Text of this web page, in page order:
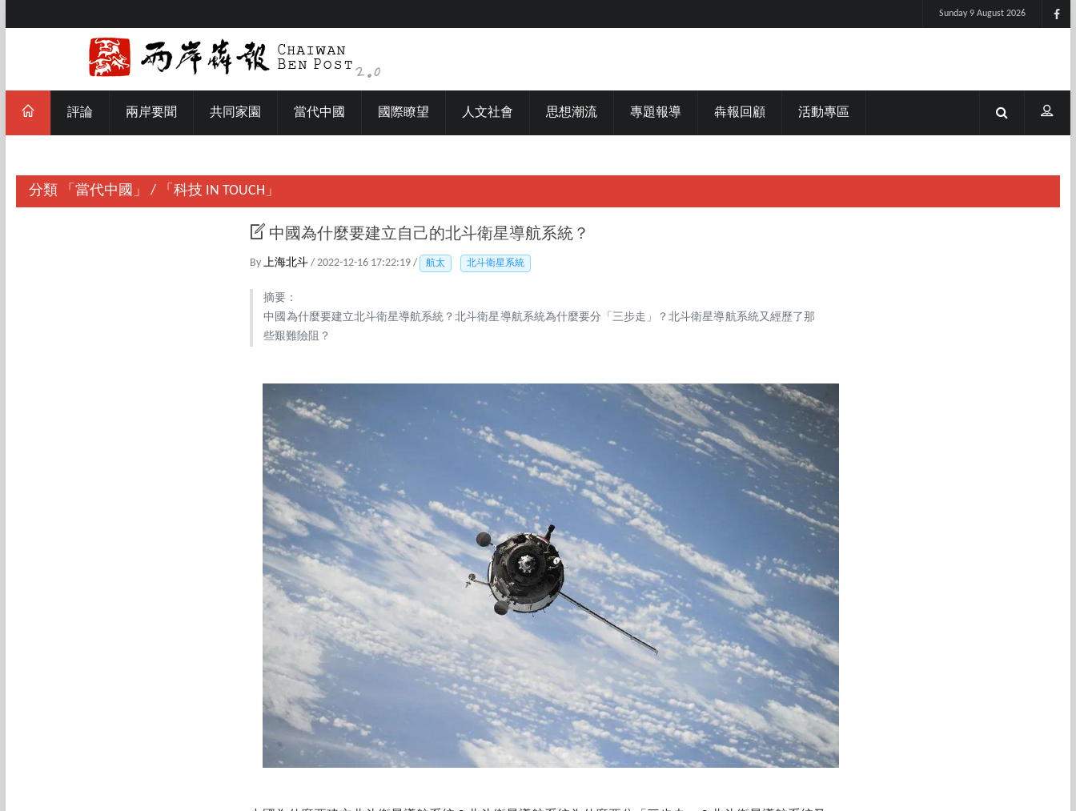
Sunday 9 August 2026
評論 兩岸要聞 共同家園 當代中國 國際瞭望 人文社會 思想潮流 專題報導 犇報回顧 活動專區
分類 「當代中國」 / 「科技 IN TOUCH」
中國為什麼要建立自己的北斗衛星導航系統？
By 上海北斗 / 2022-12-16 17:22:19 / 航太 北斗衛星系統
摘要：
中國為什麼要建立北斗衛星導航系統？北斗衛星導航系統為什麼要分「三步走」？北斗衛星導航系統又經歷了那
些艱難險阻？